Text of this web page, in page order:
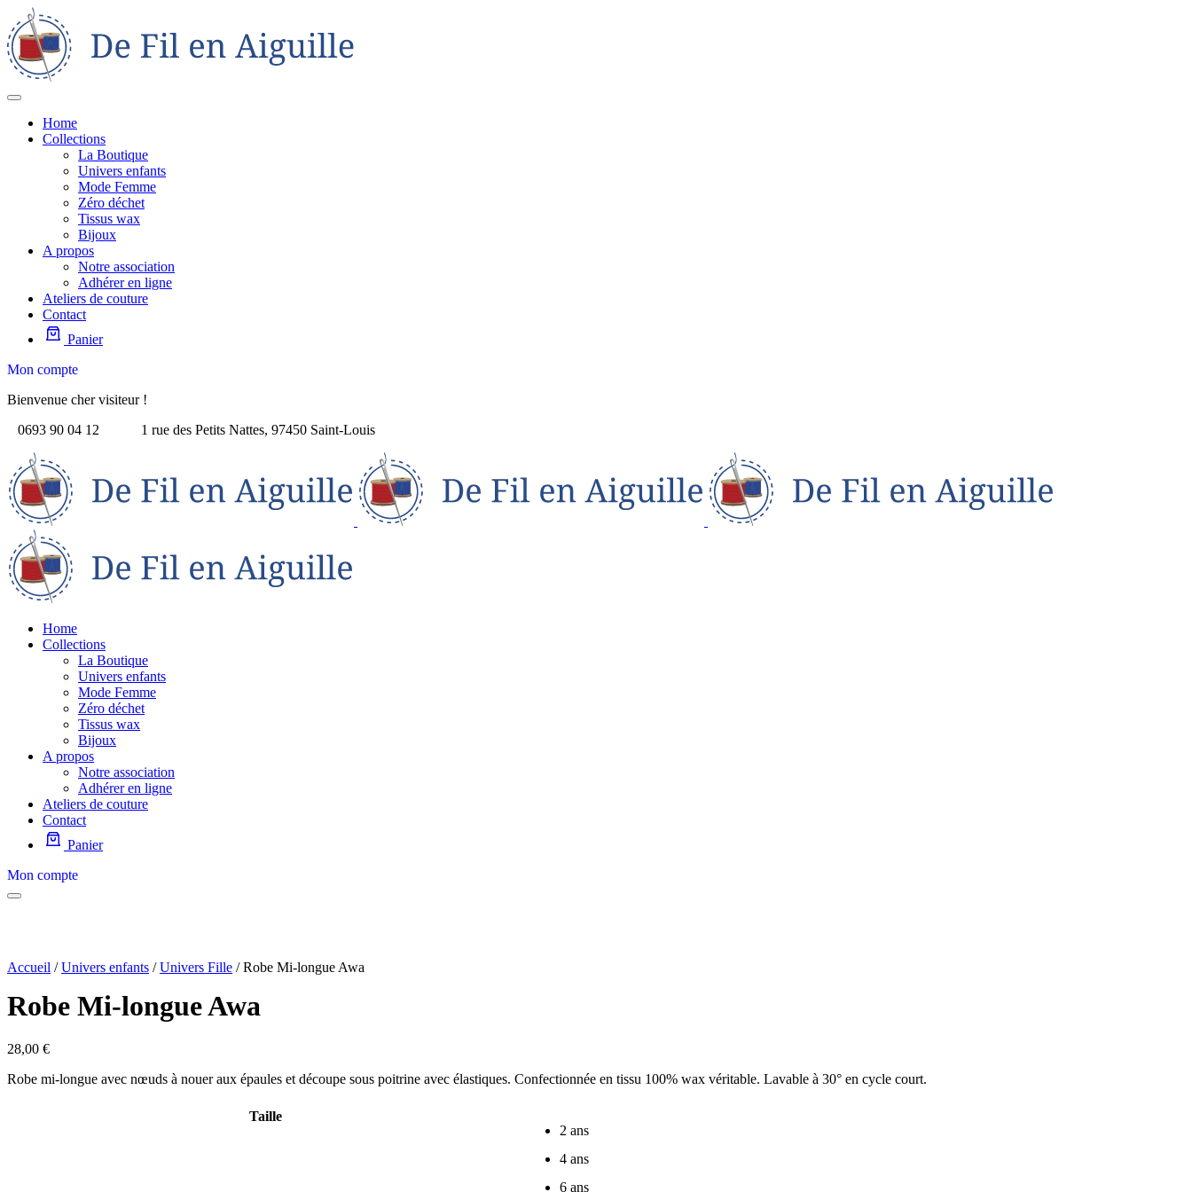
Home
Collections
La Boutique
Univers enfants
Mode Femme
Zéro déchet
Tissus wax
Bijoux
A propos
Notre association
Adhérer en ligne
Ateliers de couture
Contact
Panier
Mon compte
Bienvenue cher visiteur !
0693 90 04 12
1 rue des Petits Nattes, 97450 Saint-Louis
Home
Collections
La Boutique
Univers enfants
Mode Femme
Zéro déchet
Tissus wax
Bijoux
A propos
Notre association
Adhérer en ligne
Ateliers de couture
Contact
Panier
Mon compte
Accueil /Univers enfants /Univers Fille / Robe Mi-longue Awa
Robe Mi-longue Awa
28,00 €
Robe mi-longue avec nœuds à nouer aux épaules et découpe sous poitrine avec élastiques. Confectionnée en tissu 100% wax véritable. Lavable à 30° en cycle court.
Taille
2 ans
4 ans
6 ans